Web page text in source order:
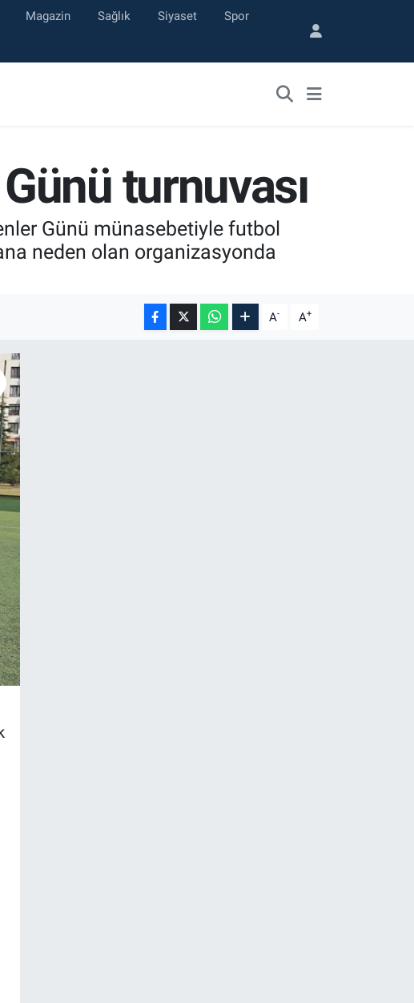
Magazin Sağlık Siyaset Spor
turnuvası
Günü münasebetiyle futbol
neden olan organizasyonda
A- A+